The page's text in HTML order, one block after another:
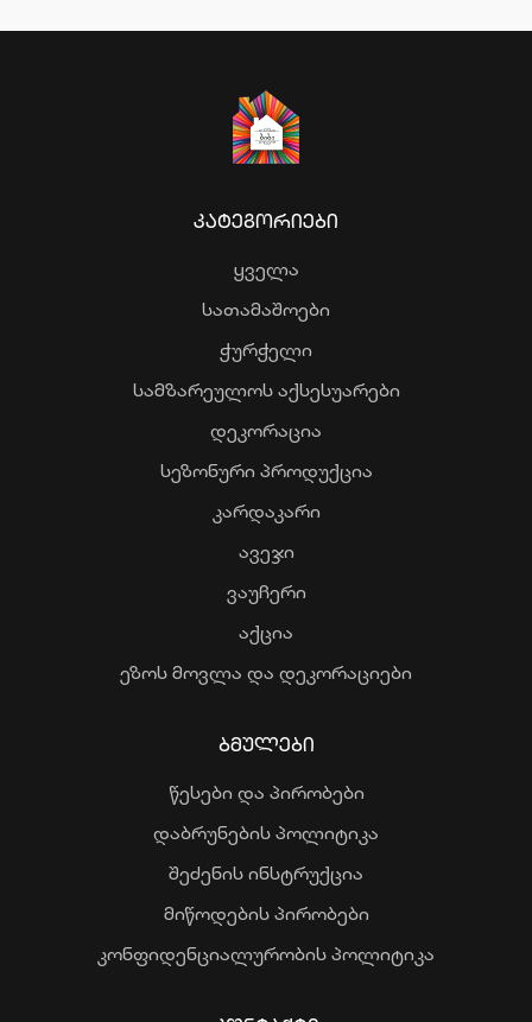
ᲙᲐᲢᲔᲒᲝᲠᲘᲔᲑᲘ
ყველა
სათამაშოები
ჭურჭელი
სამზარეულოს აქსესუარები
დეკორაცია
სეზონური პროდუქცია
კარდაკარი
ავეჯი
ვაუჩერი
აქცია
ეზოს მოვლა და დეკორაციები
ᲑᲛᲣᲚᲔᲑᲘ
წესები და პირობები
დაბრუნების პოლიტიკა
შეძენის ინსტრუქცია
მიწოდების პირობები
კონფიდენციალურობის პოლიტიკა